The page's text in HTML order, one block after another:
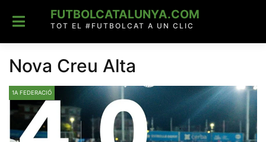
content
FUTBOLCATALUNYA.COM
TOT EL #FUTBOLCAT A UN CLIC
Nova Creu Alta
1A FEDERACIÓ